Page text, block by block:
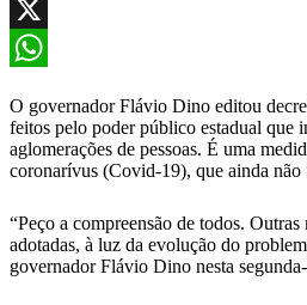
Facebook
X
O governador Flávio Dino editou
feitos pelo poder público estadual que
aglomerações de pessoas. É uma
coronarívus (Covid-19), que ainda
“Peço a compreensão de todos. Outras
adotadas, à luz da evolução do
governador Flávio Dino nesta